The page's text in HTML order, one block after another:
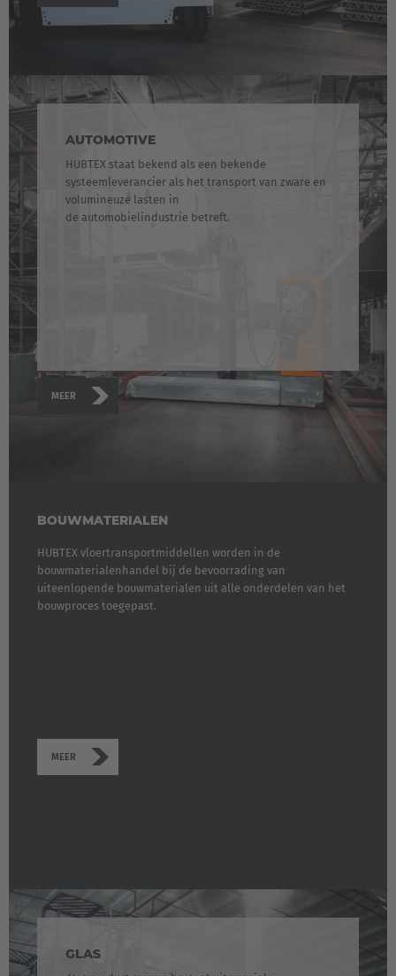
AUTOMOTIVE
HUBTEX staat bekend als een bekende
systeemleverancier als het transport van zware en
volumineuze lasten in
de automobielindustrie betreft.
MEER
BOUWMATERIALEN
HUBTEX vloertransportmiddellen worden in de
bouwmaterialenhandel bij de bevoorrading van
uiteenlopende bouwmaterialen uit alle onderdelen van het
bouwproces toegepast.
MEER
GLAS